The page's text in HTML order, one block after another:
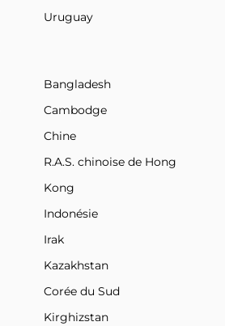
Uruguay
Bangladesh
Cambodge
Chine
R.A.S. chinoise de Hong
Kong
Indonésie
Irak
Kazakhstan
Corée du Sud
Kirghizstan